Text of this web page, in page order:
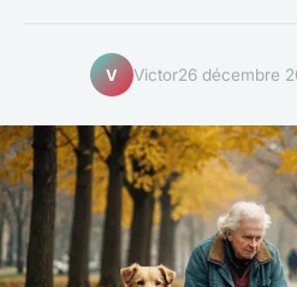
V Victor26 décembre